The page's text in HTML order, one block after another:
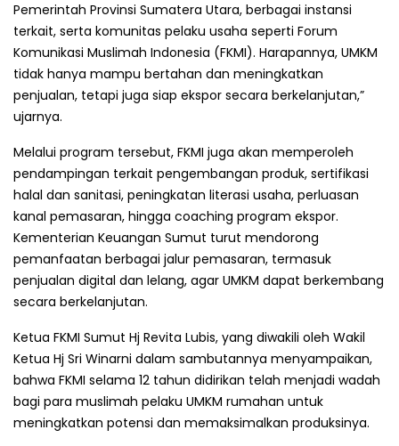
Pemerintah Provinsi Sumatera Utara, berbagai instansi
terkait, serta komunitas pelaku usaha seperti Forum
Komunikasi Muslimah Indonesia (FKMI). Harapannya, UMKM
tidak hanya mampu bertahan dan meningkatkan
penjualan, tetapi juga siap ekspor secara berkelanjutan,”
ujarnya.
Melalui program tersebut, FKMI juga akan memperoleh
pendampingan terkait pengembangan produk, sertifikasi
halal dan sanitasi, peningkatan literasi usaha, perluasan
kanal pemasaran, hingga coaching program ekspor.
Kementerian Keuangan Sumut turut mendorong
pemanfaatan berbagai jalur pemasaran, termasuk
penjualan digital dan lelang, agar UMKM dapat berkembang
secara berkelanjutan.
Ketua FKMI Sumut Hj Revita Lubis, yang diwakili oleh Wakil
Ketua Hj Sri Winarni dalam sambutannya menyampaikan,
bahwa FKMI selama 12 tahun didirikan telah menjadi wadah
bagi para muslimah pelaku UMKM rumahan untuk
meningkatkan potensi dan memaksimalkan produksinya.